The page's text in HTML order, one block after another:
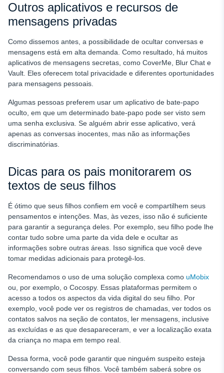
Outros aplicativos e recursos de
mensagens privadas
Como dissemos antes, a possibilidade de ocultar conversas e
mensagens está em alta demanda. Como resultado, há muitos
aplicativos de mensagens secretas, como CoverMe, Blur Chat e
Vault. Eles oferecem total privacidade e diferentes oportunidades
para mensagens pessoais.
Algumas pessoas preferem usar um aplicativo de bate-papo
oculto, em que um determinado bate-papo pode ser visto sem
uma senha exclusiva. Se alguém abrir esse aplicativo, verá
apenas as conversas inocentes, mas não as informações
discriminatórias.
Dicas para os pais monitorarem os
textos de seus filhos
É ótimo que seus filhos confiem em você e compartilhem seus
pensamentos e intenções. Mas, às vezes, isso não é suficiente
para garantir a segurança deles. Por exemplo, seu filho pode lhe
contar tudo sobre uma parte da vida dele e ocultar as
informações sobre outras áreas. Isso significa que você deve
tomar medidas adicionais para protegê-los.
Recomendamos o uso de uma solução complexa como uMobix
ou, por exemplo, o Cocospy. Essas plataformas permitem o
acesso a todos os aspectos da vida digital do seu filho. Por
exemplo, você pode ver os registros de chamadas, ver todos os
contatos salvos na seção de contatos, ler mensagens, inclusive
as excluídas e as que desapareceram, e ver a localização exata
da criança no mapa em tempo real.
Dessa forma, você pode garantir que ninguém suspeito esteja
conversando com seus filhos. Você também saberá sobre os